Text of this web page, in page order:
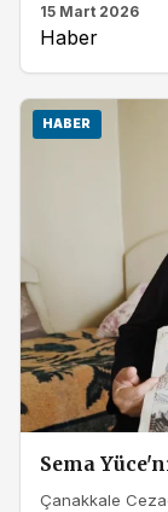
15 Mart 2026
Haber
HABER
Sema
Çanakkale